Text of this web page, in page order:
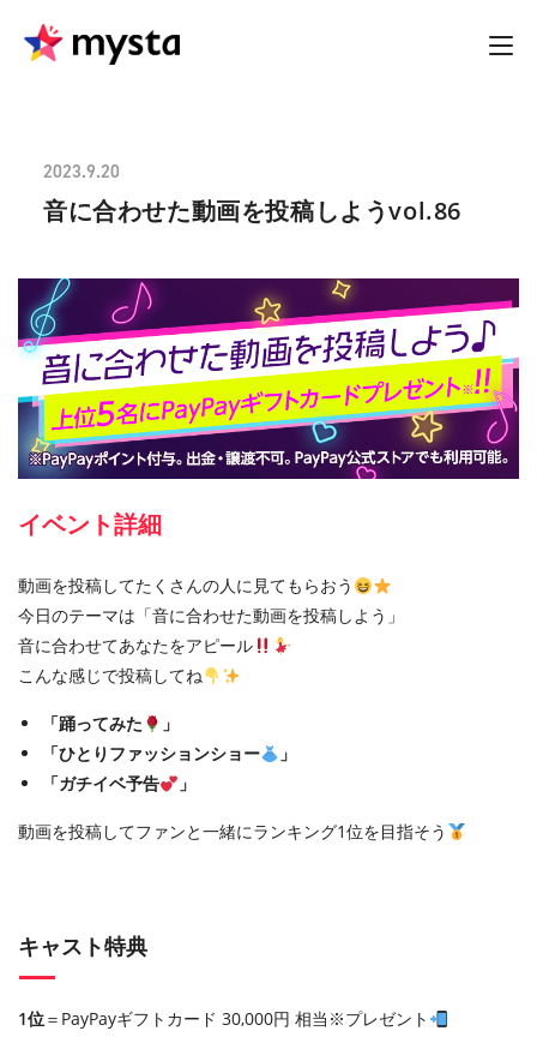
2023.9.20
音に合わせた動画を投稿しようvol.86
イベント詳細
動画を投稿してたくさんの人に見てもらおう
今日のテーマは「音に合わせた動画を投稿しよう」
音に合わせてあなたをアピール
こんな感じで投稿してね
「踊ってみた
」
「ひとりファッションショー
」
「ガチイベ予告
」
動画を投稿してファンと一緒にランキング1位を目指そう
キャスト特典
1位＝PayPayギフトカード 30,000円 相当※プレゼント